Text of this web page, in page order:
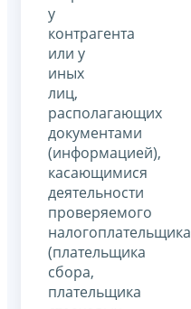
у
контрагента
или у
иных
лиц,
располагающих
документами
(информацией),
касающимися
деятельности
проверяемого
налогоплательщика
(плательщика
сбора,
плательщика